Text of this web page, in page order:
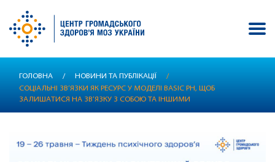
основного
ГОЛОВНА / НОВИНИ ТА ПУБЛІКАЦІЇ
/
СОЦІАЛЬНІ ЗВ’ЯЗКИ ЯК РЕСУРС У МОДЕЛІ BASIC PH, ЩОБ
ЗАЛИШАТИСЯ НА ЗВ’ЯЗКУ З СОБОЮ ТА ІНШИМИ